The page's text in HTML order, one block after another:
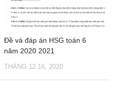
Đề và đáp án HSG toán 6
năm 2020 2021
THÁNG 12 16, 2020